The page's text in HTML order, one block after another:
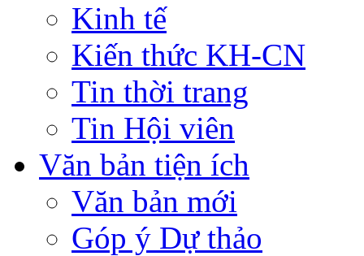
Kinh tế
Kiến thức KH-CN
Tin thời trang
Tin Hội viên
Văn bản tiện ích
Văn bản mới
Góp ý Dự thảo